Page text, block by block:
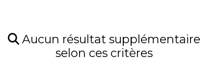
Aucun résultat supplémentaire
selon ces critères